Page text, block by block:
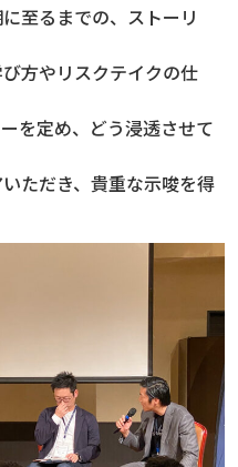
至るまでの、ストーリ
方やリスクテイクの仕
を定め、どう浸透させて
ただき、貴重な示唆を得